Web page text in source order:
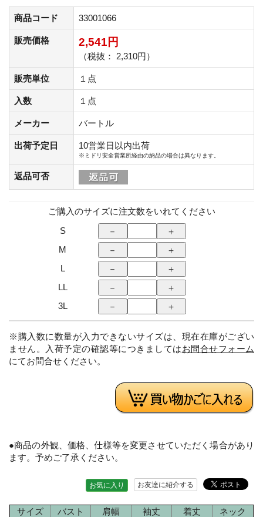
商品コード 33001066
販売価格 2,541円
（税抜： 2,310円）
販売単位 １点
入数 １点
メーカー バートル
出荷予定日 10営業日以内出荷
※ミドリ安全営業所経由の納品の場合は異なります。
返品可否
ご購入のサイズに注文数をいれてください
S
M
L
LL
3L
※購入数に数量が入力できないサイズは、現在在庫がござい
ません。入荷予定の確認等につきましてはお問合せフォーム
にてお問合せください。
●商品の外観、価格、仕様等を変更させていただく場合があり
ます。予めご了承ください。
お友達に紹介する
お気に入り
サイズ バスト 肩幅 袖丈 着丈
ネック